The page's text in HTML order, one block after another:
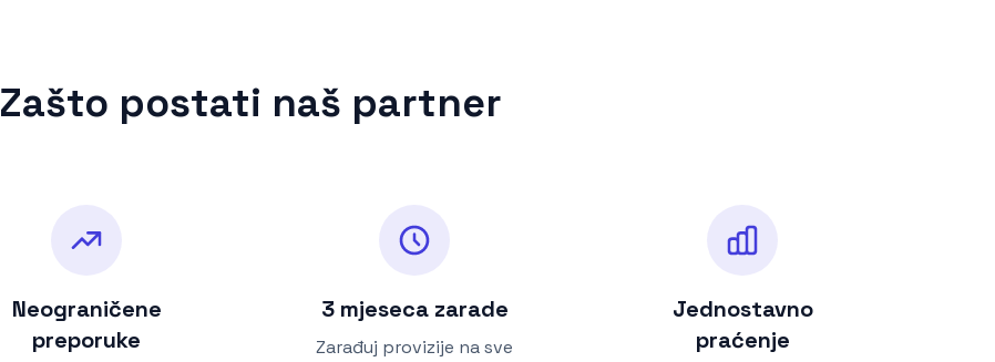
Zašto postati naš partner
Neograničene
preporuke
3 mjeseca zarade
Zarađuj provizije na sve
Jednostavno
praćenje